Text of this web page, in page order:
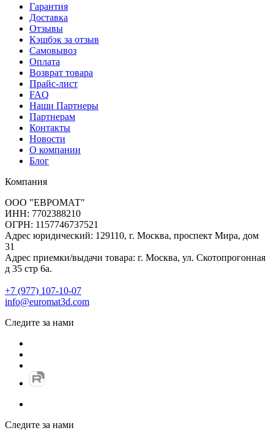
Гарантия
Доставка
Отзывы
Кэшбэк за отзыв
Самовывоз
Оплата
Возврат товара
Прайс-лист
FAQ
Наши Партнеры
Партнерам
Контакты
Новости
О компании
Блог
Компания
ООО "ЕВРОМАТ"
ИНН: 7702388210
ОГРН: 1157746737521
Адрес юридический: 129110, г. Москва, проспект Мира, дом
31
Адрес приемки/выдачи товара: г. Москва, ул. Скотопрогонная
д 35 стр 6а.
+7 (977) 107-10-07
info@euromat3d.com
Следите за нами
Следите за нами